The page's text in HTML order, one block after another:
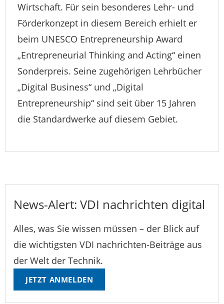
Wirtschaft. Für sein besonderes Lehr- und
Förderkonzept in diesem Bereich erhielt er
beim UNESCO Entrepreneurship Award
„Entrepreneurial Thinking and Acting“ einen
Sonderpreis. Seine zugehörigen Lehrbücher
„Digital Business“ und „Digital
Entrepreneurship“ sind seit über 15 Jahren
die Standardwerke auf diesem Gebiet.
News-Alert: VDI nachrichten digital
Alles, was Sie wissen müssen – der Blick auf
die wichtigsten VDI nachrichten-Beiträge aus
der Welt der Technik.
JETZT ANMELDEN